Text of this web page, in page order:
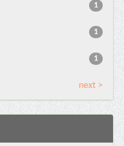
1
1
1
next >